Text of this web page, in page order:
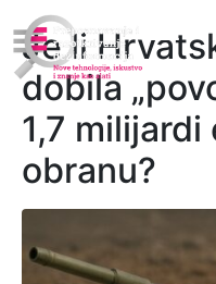
Je li
dobila
1,7 milijardi
obranu?